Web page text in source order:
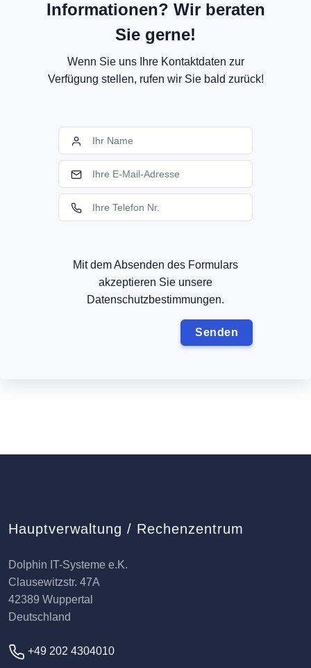
Informationen? Wir beraten
Sie gerne!
Wenn Sie uns Ihre Kontaktdaten zur
Verfügung stellen, rufen wir Sie bald zurück!
Mit dem Absenden des Formulars
akzeptieren Sie unsere
Datenschutzbestimmungen.
Hauptverwaltung / Rechenzentrum
Dolphin IT-Systeme e.K.
Clausewitzstr. 47A
42389 Wuppertal
Deutschland
+49 202 4304010